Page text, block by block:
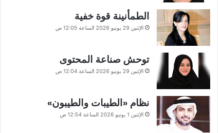
الطمأنينة قوة خفية
الإثنين 29 يونيو 2026 الساعة 12:05 ص
توحش صناعة المحتوى
الإثنين 29 يونيو 2026 الساعة 12:04 ص
نظام «الطيبات والطيبون»
الإثنين 1 يونيو 2026 الساعة 12:54 ص